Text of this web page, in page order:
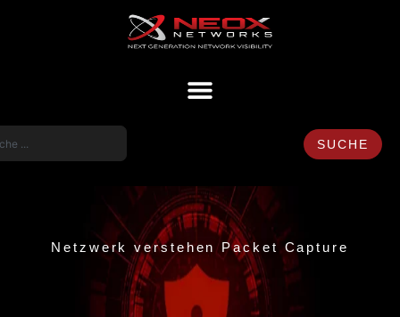
SUCHE
Netzwerk verstehen Packet Capture